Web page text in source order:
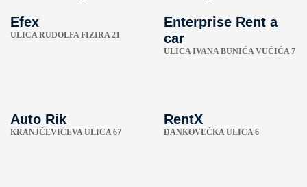
Efex
ULICA RUDOLFA FIZIRA 21
Enterprise Rent a
car
ULICA IVANA BUNIĆA VUČIĆA 7
Auto Rik
KRANJČEVIĆEVA ULICA 67
RentX
DANKOVEČKA ULICA 6